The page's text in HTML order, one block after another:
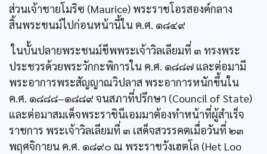
ส่วนเจ้าชายโมริซ (Maurice) พระราชโอรสองค์กลาง
สิ้นพระชนม์ไปก่อนหน้านี้ใน ค.ศ. ๑๘๔๙
ในบั้นปลายพระชนม์ชีพพระเจ้าวิลเลียมที่ ๓ ทรงพระ
ประชวรด้วยพระวักกะพิการใน ค.ศ. ๑๘๘๗ และต่อมามี
พระอาการพระสัญญาณวิปลาส พระอาการหนักขึ้นใน
ค.ศ. ๑๘๘๘–๑๘๘๙ จนสภาที่ปรึกษา (Council of State)
และต่อมาสมเด็จพระราชินีเอมมาต้องทำหน้าที่ผู้สำเร็จ
ราชการ พระเจ้าวิลเลียมที่ ๓ เสด็จสวรรคตเมื่อวันที่ ๒๓
พฤศจิกายน ค.ศ. ๑๘๙๐ ณ พระราชวังเฮตโล (Het Loo